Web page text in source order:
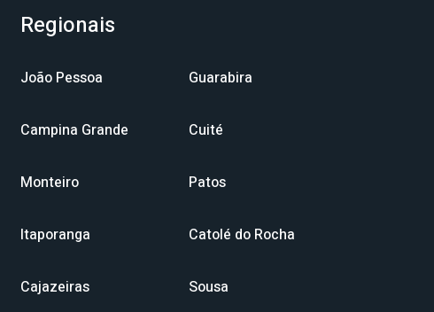
Regionais
João Pessoa Guarabira
Campina Grande Cuité
Monteiro Patos
Itaporanga Catolé do Rocha
Cajazeiras Sousa